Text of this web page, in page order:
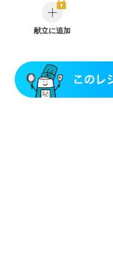
CKD（ステージ３b）
乳がん（ホルモン療法中）
乳がん治療を終えた方・
妊婦健診・血圧が気にな
妊婦健診・血糖値が気
妊娠糖尿病(初期)
献立に追加